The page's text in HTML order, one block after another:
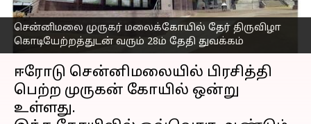
சென்னிமலை முருகர் மலைக்கோயில் தேர் திருவிழா
கொடியேற்றத்துடன் வரும் 28ம் தேதி துவக்கம்
எழுதியவர் Nivetha P Jan 23, 2023 09:05 pm
செய்தி முன்னோட்டம்
ஈரோடு சென்னிமலையில் பிரசித்தி
பெற்ற முருகன் கோயில் ஒன்று
உள்ளது.